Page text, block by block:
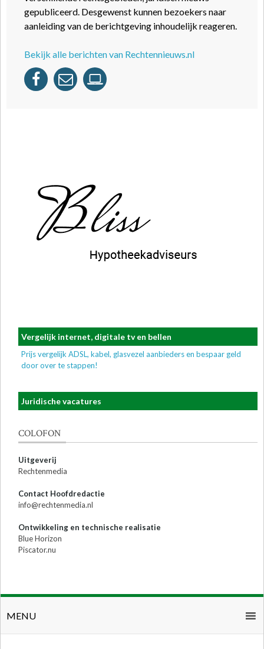
gepubliceerd. Desgewenst kunnen bezoekers naar
aanleiding van de berichtgeving inhoudelijk reageren.
Bekijk alle berichten van Rechtennieuws.nl
Vergelijk internet, digitale tv en bellen
Prijs vergelijk ADSL, kabel, glasvezel aanbieders en bespaar geld
door over te stappen!
Juridische vacatures
COLOFON
Uitgeverij
Rechtenmedia
Contact Hoofdredactie
info@rechtenmedia.nl
Ontwikkeling en technische realisatie
Blue Horizon
Piscator.nu
MENU